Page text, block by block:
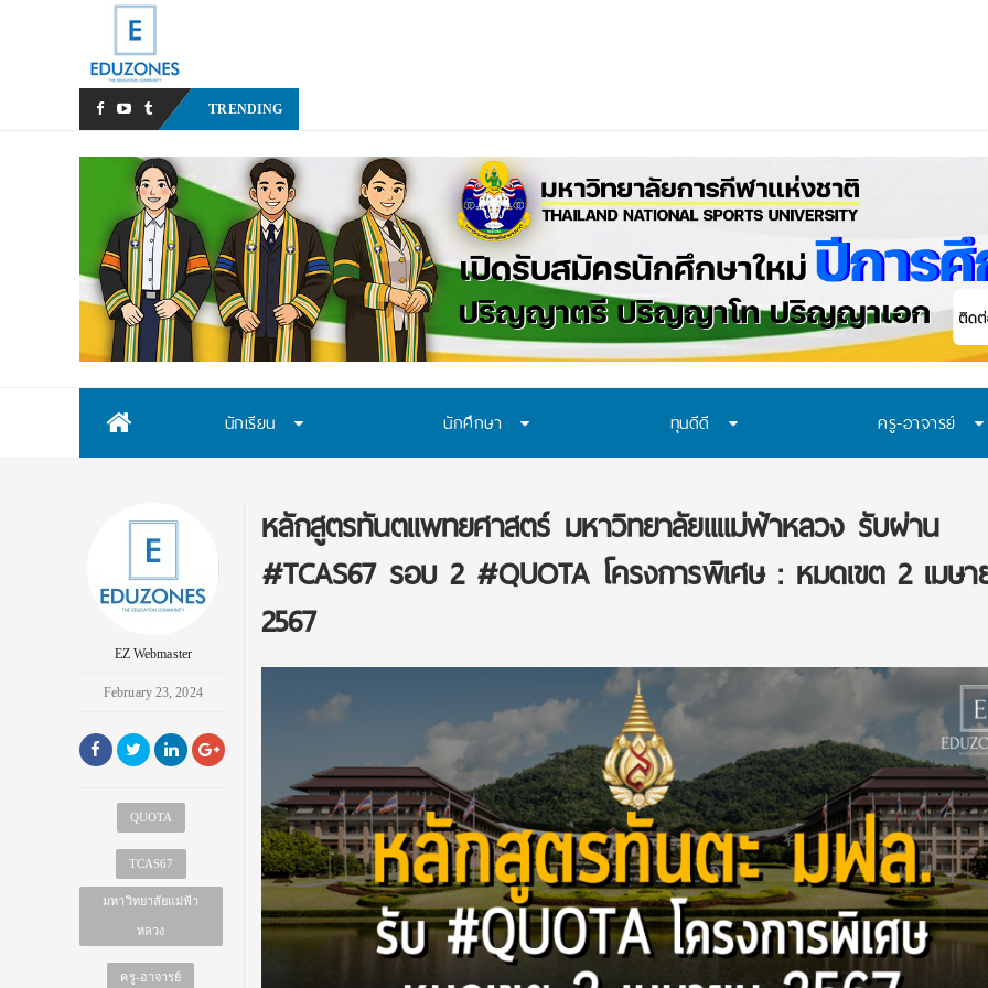
TRENDING
นักเรียน นักศึกษา ทุนดีดี ครู-อาจารย์
EZ Webmaster
February 23, 2024
QUOTA
TCAS67
มหาวิทยาลัยแม่ฟ้า
หลวง
ครู-อาจารย์
หลักสูตรทันตแพทยศาสตร์ มหาวิทยาลัยแแม่ฟ้าหลวง รับผ่าน
#TCAS67 รอบ 2 #QUOTA โครงการพิเศษ : หมดเขต 2 เมษ
2567